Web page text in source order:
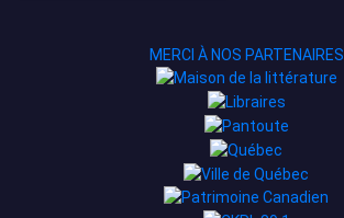
MERCI À NOS PARTENAIRES